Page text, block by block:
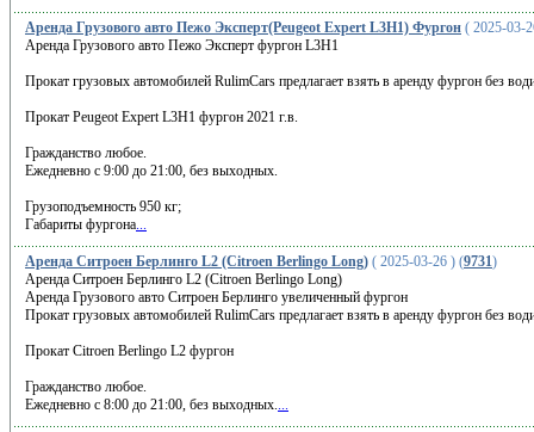
Аренда Грузового авто Пежо Эксперт(Peugeot Expert L3H1) Фургон ( 2025-03-
Аренда Грузового авто Пежо Эксперт фургон L3H1
Прокат грузовых автомобилей RulimCars предлагает взять в аренду фургон без
Прокат Peugeot Expert L3H1 фургон 2021 г.в.
Гражданство любое.
Ежедневно с 9:00 до 21:00, без выходных.
Грузоподъемность 950 кг;
Габариты фургона...
Аренда Ситроен Берлинго L2 (Citroen Berlingo Long) ( 2025-03-26 ) (9731)
Аренда Ситроен Берлинго L2 (Citroen Berlingo Long)
Аренда Грузового авто Ситроен Берлинго увеличенный фургон
Прокат грузовых автомобилей RulimCars предлагает взять в аренду фургон без
Прокат Citroen Berlingo L2 фургон
Гражданство любое.
Ежедневно с 8:00 до 21:00, без выходных....